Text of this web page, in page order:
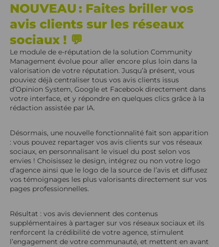
NOUVEAU : Faites briller vos
avis clients sur les réseaux
sociaux ! 💬
Le module de e-réputation de la solution Community
Management évolue pour aller encore plus loin dans la
valorisation de votre réputation. Jusqu’à présent, vous
pouviez déjà centraliser tous vos avis clients issus
d’Opinion System, Google et Facebook directement dans
votre interface, et y répondre en quelques clics grâce à la
rédaction assistée par IA.
Désormais, une nouvelle fonctionnalité fait son apparition
: vous pouvez repartager vos avis clients sur vos réseaux
sociaux, en personnalisant le visuel du post selon vos
envies ! Choisissez le design, intégrez ou non votre logo
d’agence ainsi que le logo de la source de l’avis et diffusez
vos témoignages les plus valorisants directement sur vos
pages professionnelles.
Résultat : vos avis deviennent des contenus
supplémentaires à partager sur vos réseaux sociaux et ils
renforcent la crédibilité de votre agence, stimulent
l’engagement de votre communauté, et mettent en avant